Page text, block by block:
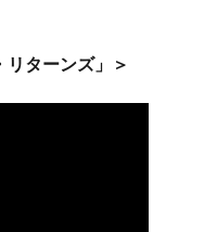
リターンズ」＞